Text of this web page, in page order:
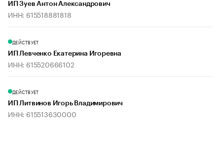
ИП Зуев Антон Александрович
ИНН: 615518881818
ДЕЙСТВУЕТ
ИП Левченко Екатерина Игоревна
ИНН: 615520666102
ДЕЙСТВУЕТ
ИП Литвинов Игорь Владимирович
ИНН: 615513630000